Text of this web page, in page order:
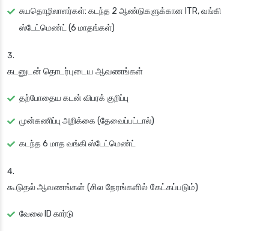
சுயதொழிலாளர்கள்: கடந்த 2 ஆண்டுகளுக்கான ITR, வங்கி
ஸ்டேட்மெண்ட் (6 மாதங்கள்)
கடனுடன் தொடர்புடைய ஆவணங்கள்
தற்போதைய கடன் விபரக் குறிப்பு
முன்கணிப்பு அறிக்கை (தேவைப்பட்டால்)
கடந்த 6 மாத வங்கி ஸ்டேட்மெண்ட்
கூடுதல் ஆவணங்கள் (சில நேரங்களில் கேட்கப்படும்)
வேலை ID கார்டு